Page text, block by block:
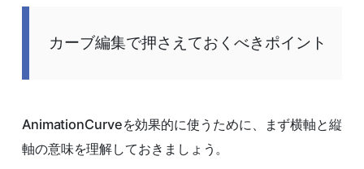
カーブ編集で押さえておくべきポイント
AnimationCurveを効果的に使うために、まず横軸と縦
軸の意味を理解しておきましょう。